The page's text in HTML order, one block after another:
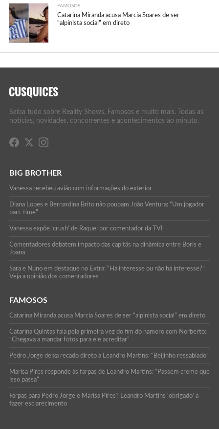
FAMOSOS
Catarina Miranda acusa Marcia Soares de ser
“alpinista social” em direto
Saiba tudo sobre Reality Shows, Famosos e muito mais. Todas as
notícias, novidades, concorrentes e acontecimentos ao minuto.
BIG BROTHER
Vanessa recebeu avião com informações do exterior
Diana Lopes e Bernardina Brito não poupam João Ventura: “Um jogador
part-time”
Vanessa expõe ‘crush’ de Raquel por comentador da TVI
Comentadores debatem impacto das capitãs na dinâmica entre Boris e
Joana
Sara e Nuno em destaque no Extra: “Há interesse ou não há interesse?”
Veja a opinião dos comentadores
FAMOSOS
Catarina Miranda acusa Marcia Soares de ser “alpinista social” em direto
Catarina Quintas fala pela primeira vez do fim do namoro com Norberto:
“Chegava a mandar fotos para ele acreditar”
Pedro Jorge deixa recado direto a Leandro Martins: “Beijinho ressabiado”
Marisa Pires responde às farpas de Leandro Martins: “Passem creme que
isso passa”
Farpas para Pedro Jorge e Marisa Pires? Leandro Martins ‘obrigado’ a
fazer esclarecimento